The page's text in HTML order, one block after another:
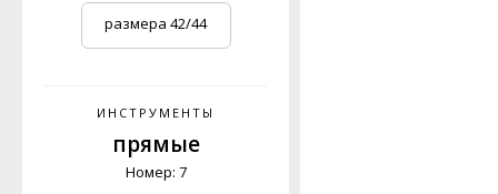
размера 42/44
ИНСТРУМЕНТЫ
прямые
Номер: 7